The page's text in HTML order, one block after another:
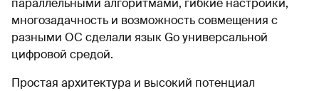
многозадачность и возможность совмещения с
разными ОС сделали язык Go универсальной
цифровой средой.
Простая архитектура и высокий потенциал